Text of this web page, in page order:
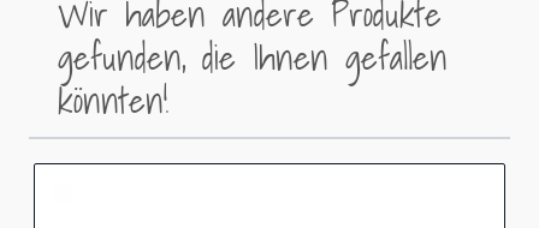
Wir haben andere Produkte
gefunden, die Ihnen gefallen
könnten!